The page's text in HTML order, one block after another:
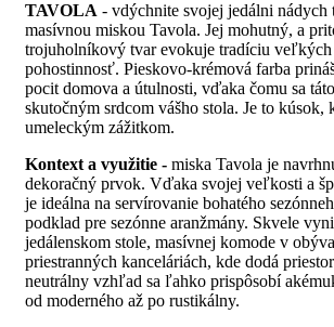
TAVOLA - vdýchnite svojej jedálni nádych
masívnou miskou Tavola. Jej mohutný, a
trojuholníkový tvar evokuje tradíciu veľkých
pohostinnosť. Pieskovo-krémová farba
pocit domova a útulnosti, vďaka čomu sa
skutočným srdcom vášho stola. Je to
umeleckým zážitkom.
Kontext a využitie - miska Tavola je
dekoračný prvok. Vďaka svojej veľkosti a
je ideálna na servírovanie bohatého
podklad pre sezónne aranžmány. Skvele
jedálenskom stole, masívnej komode v
priestranných kanceláriách, kde dodá
neutrálny vzhľad sa ľahko prispôsobí
od moderného až po rustikálny.